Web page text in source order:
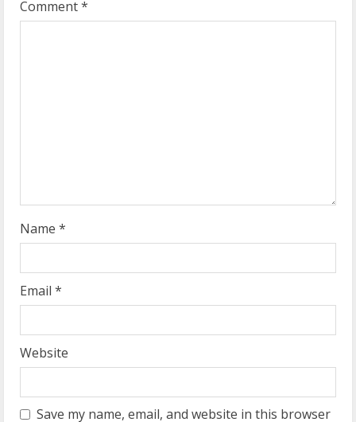
R
g
Comment*
Name *
Email *
Website
Save my name, email, and website in this browser